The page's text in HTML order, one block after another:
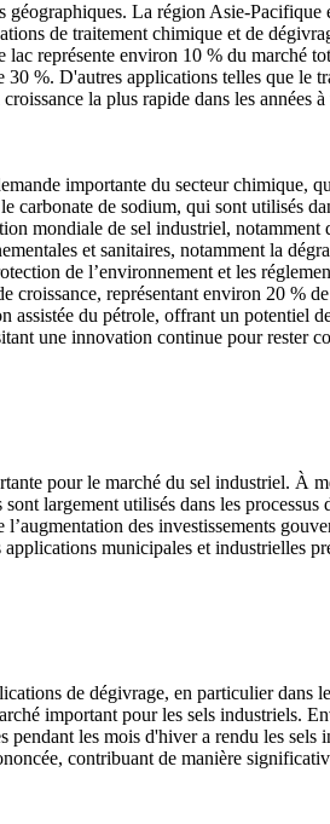
La région Asie-
de traitement chimique et de
lac représente environ 10 % du
%. D'autres applications telles que
la plus rapide dans les années
importante du secteur
carbonate de sodium, qui sont utilisés
mondiale de sel industriel,
et sanitaires, notamment la
de l’environnement et les
représentant environ 20 %
du pétrole, offrant un potentiel
une innovation continue pour rester
pour le marché du sel industriel. À
largement utilisés dans les
des investissements
municipales et industrielles
de dégivrage, en particulier
important pour les sels industriels.
les mois d'hiver a rendu les
contribuant de manière